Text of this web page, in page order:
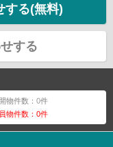
する(無料)
する
物件数：0件
物件数：0件